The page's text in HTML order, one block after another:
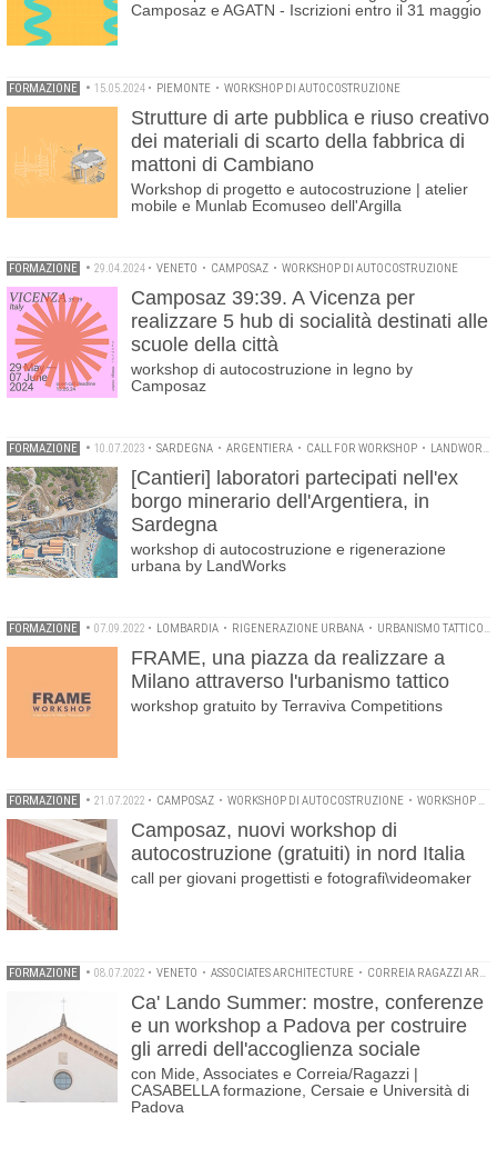
Camposaz e AGATN - Iscrizioni entro il 31 maggio
FORMAZIONE • 15.05.2024 • PIEMONTE • WORKSHOP DI AUTOCOSTRUZIONE
Strutture di arte pubblica e riuso creativo
dei materiali di scarto della fabbrica di
mattoni di Cambiano
Workshop di progetto e autocostruzione | atelier
mobile e Munlab Ecomuseo dell'Argilla
FORMAZIONE • 29.04.2024 • VENETO • CAMPOSAZ • WORKSHOP DI AUTOCOSTRUZIONE
Camposaz 39:39. A Vicenza per
realizzare 5 hub di socialità destinati alle
scuole della città
workshop di autocostruzione in legno by
Camposaz
FORMAZIONE • 10.07.2023 • SARDEGNA • ARGENTIERA • CALL FOR WORKSHOP • LANDWORKS SARDINIA
[Cantieri] laboratori partecipati nell'ex
borgo minerario dell'Argentiera, in
Sardegna
workshop di autocostruzione e rigenerazione
urbana by LandWorks
FORMAZIONE • 07.09.2022 • LOMBARDIA • RIGENERAZIONE URBANA • URBANISMO TATTICO •
FRAME, una piazza da realizzare a
Milano attraverso l'urbanismo tattico
workshop gratuito by Terraviva Competitions
FORMAZIONE • 21.07.2022 • CAMPOSAZ • WORKSHOP DI AUTOCOSTRUZIONE • WORKSHOP GRATUITI
Camposaz, nuovi workshop di
autocostruzione (gratuiti) in nord Italia
call per giovani progettisti e fotografi\videomaker
FORMAZIONE • 08.07.2022 • VENETO • ASSOCIATES ARCHITECTURE • CORREIA RAGAZZI ARQUITECTOS
Ca' Lando Summer: mostre, conferenze
e un workshop a Padova per costruire
gli arredi dell'accoglienza sociale
con Mide, Associates e Correia/Ragazzi |
CASABELLA formazione, Cersaie e Università di
Padova